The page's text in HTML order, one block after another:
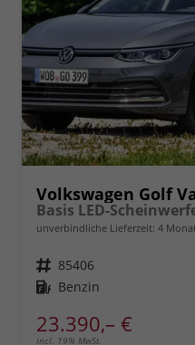
Volkswagen Golf
unverbindliche Lieferzeit: 4
Fahrzeugnr. 85406
Kraftstoff Benzin
23.390,– €
incl. 19% MwSt.